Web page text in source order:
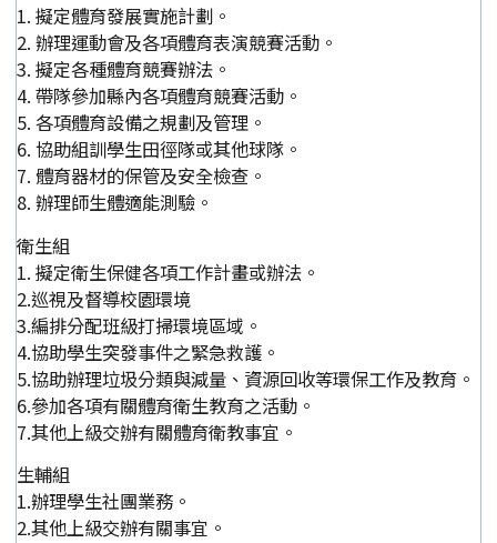
1. 擬定體育發展實施計劃。
2. 辦理運動會及各項體育表演競賽活動。
3. 擬定各種體育競賽辦法。
4. 帶隊參加縣內各項體育競賽活動。
5. 各項體育設備之規劃及管理。
6. 協助組訓學生田徑隊或其他球隊。
7. 體育器材的保管及安全檢查。
8. 辦理師生體適能測驗。
衛生組
1. 擬定衛生保健各項工作計畫或辦法。
2.巡視及督導校園環境
3.編排分配班級打掃環境區域。
4.協助學生突發事件之緊急救護。
5.協助辦理垃圾分類與減量、資源回收等環保工作及教育。
6.參加各項有關體育衛生教育之活動。
7.其他上級交辦有關體育衛教事宜。
生輔組
1.辦理學生社團業務。
2.其他上級交辦有關事宜。